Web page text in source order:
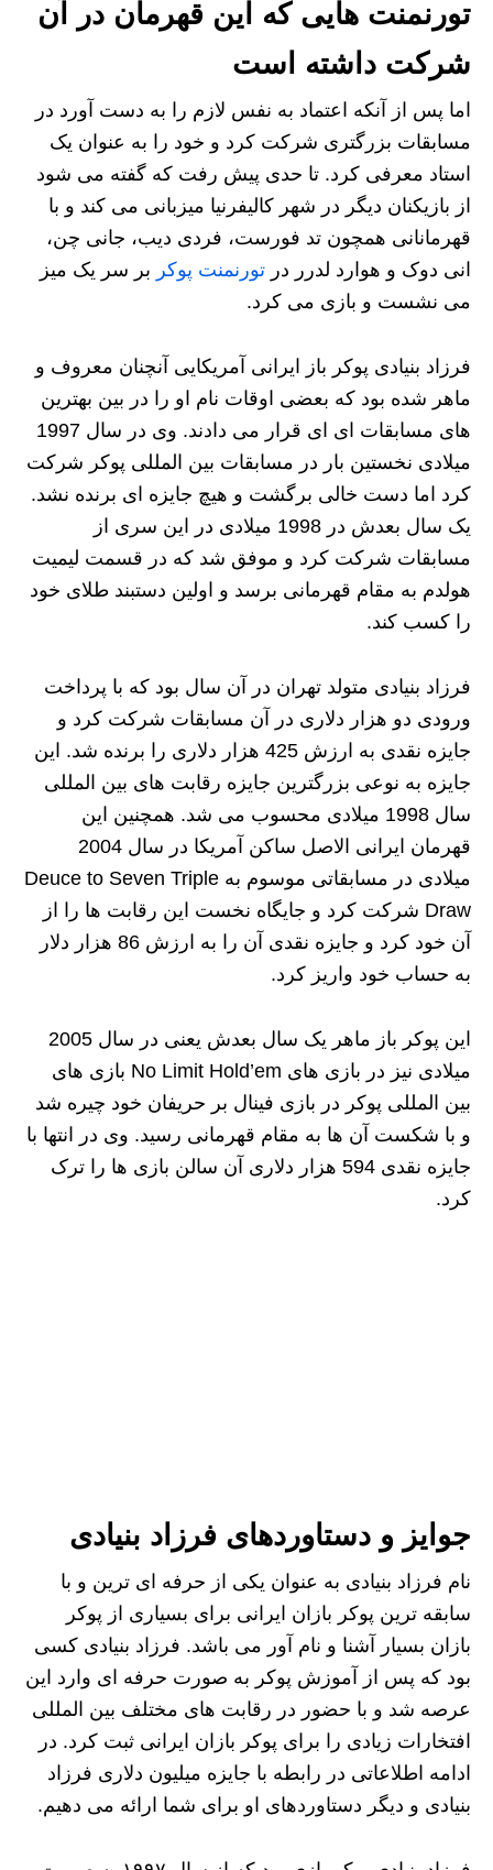
تورنمنت هایی که این قهرمان در آن
شرکت داشته است
اما پس از آنکه اعتماد به نفس لازم را به دست آورد در
مسابقات بزرگتری شرکت کرد و خود را به عنوان یک
استاد معرفی کرد. تا حدی پیش رفت که گفته می شود
از بازیکنان دیگر در شهر کالیفرنیا میزبانی می کند و با
قهرمانانی همچون تد فورست، فردی دیب، جانی چن،
انی دوک و هوارد لدرر در تورنمنت پوکر بر سر یک میز
می نشست و بازی می کرد.
فرزاد بنیادی پوکر باز ایرانی آمریکایی آنچنان معروف و
ماهر شده بود که بعضی اوقات نام او را در بین بهترین
های مسابقات ای ای قرار می دادند. وی در سال 1997
میلادی نخستین بار در مسابقات بین المللی پوکر شرکت
کرد اما دست خالی برگشت و هیچ جایزه ای برنده نشد.
یک سال بعدش در 1998 میلادی در این سری از
مسابقات شرکت کرد و موفق شد که در قسمت لیمیت
هولدم به مقام قهرمانی برسد و اولین دستبند طلای خود
را کسب کند.
فرزاد بنیادی متولد تهران در آن سال بود که با پرداخت
ورودی دو هزار دلاری در آن مسابقات شرکت کرد و
جایزه نقدی به ارزش 425 هزار دلاری را برنده شد. این
جایزه به نوعی بزرگترین جایزه رقابت های بین المللی
سال 1998 میلادی محسوب می شد. همچنین این
قهرمان ایرانی الاصل ساکن آمریکا در سال 2004
میلادی در مسابقاتی موسوم به Deuce to Seven Triple
Draw شرکت کرد و جایگاه نخست این رقابت ها را از
آن خود کرد و جایزه نقدی آن را به ارزش 86 هزار دلار
به حساب خود واریز کرد.
این پوکر باز ماهر یک سال بعدش یعنی در سال 2005
میلادی نیز در بازی های No Limit Hold’em بازی های
بین المللی پوکر در بازی فینال بر حریفان خود چیره شد
و با شکست آن ها به مقام قهرمانی رسید. وی در انتها با
جایزه نقدی 594 هزار دلاری آن سالن بازی ها را ترک
کرد.
جوایز و دستاوردهای فرزاد بنیادی
نام فرزاد بنیادی به عنوان یکی از حرفه ‌ای ‌ترین و با
سابقه ‌ترین پوکر بازان ایرانی برای بسیاری از پوکر
بازان بسیار آشنا و نام آور می‌ باشد. فرزاد بنیادی کسی
بود که پس از آموزش پوکر به صورت حرفه ‌ای وارد این
عرصه شد و با حضور در رقابت ‌های مختلف بین ‌المللی
افتخارات زیادی را برای پوکر بازان ایرانی ثبت کرد. در
ادامه اطلاعاتی در رابطه با جایزه میلیون دلاری فرزاد
بنیادی و دیگر دستاوردهای او برای شما ارائه می ‌دهیم.